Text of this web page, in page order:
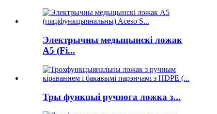
Электрычны медыцынскі ложак
A5 (Fi...
Тры функцыі ручнога ложка з...